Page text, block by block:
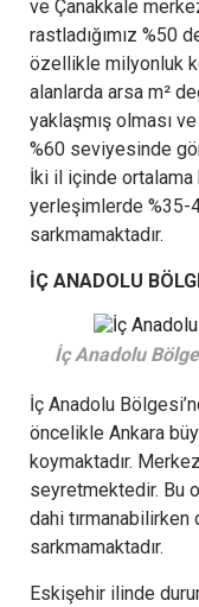
ve Çanakkale
rastladığımız %50
özellikle milyonluk
alanlarda arsa m²
yaklaşmış olması
%60 seviyesinde
İki il içinde ortalama
yerleşimlerde %35-
sarkmamaktadır.
İÇ ANADOLU
İç Anadolu
İç Anadolu
öncelikle Ankara
koymaktadır.
seyretmektedir. Bu
dahi tırmanabilirken
sarkmamaktadır.
Eskişehir ilinde